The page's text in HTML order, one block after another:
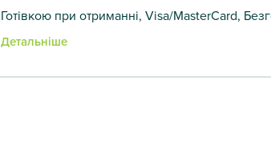
Готівкою при отриманні, Visa/MasterCard,
Детальніше